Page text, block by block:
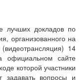
лучших докладов по
организованного на
14
официальном сайте
которой участники
задавать вопросы и